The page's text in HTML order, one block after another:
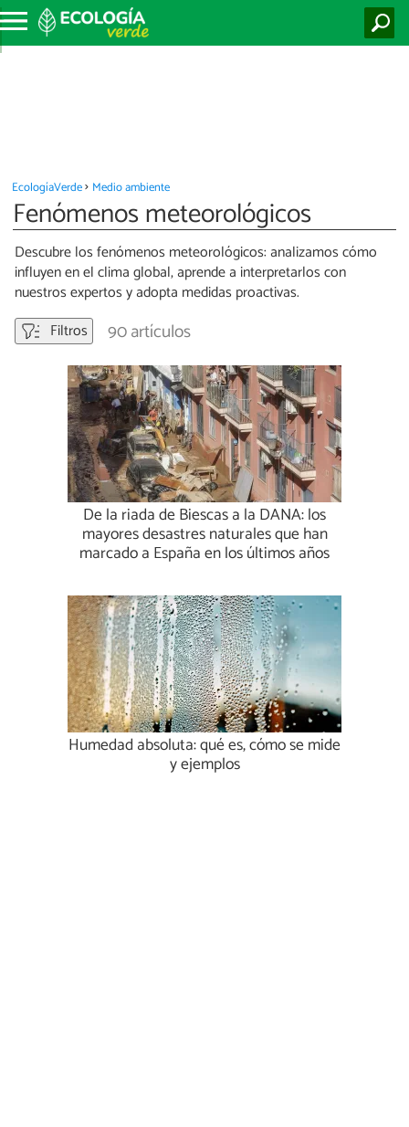
EcologíaVerde Medio ambiente
Fenómenos meteorológicos
Descubre los fenómenos meteorológicos: analizamos cómo
influyen en el clima global, aprende a interpretarlos con
nuestros expertos y adopta medidas proactivas.
Filtros
90 artículos
De la riada de Biescas a la DANA: los
mayores desastres naturales que han
marcado a España en los últimos años
Humedad absoluta: qué es, cómo se mide
y ejemplos